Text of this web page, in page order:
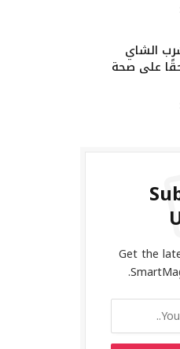
الشاي
على صحة
Get the